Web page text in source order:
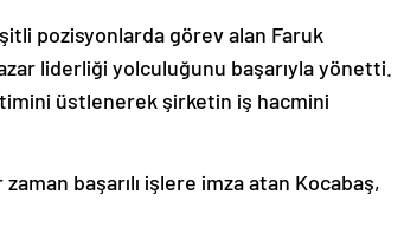
pozisyonlarda görev alan Faruk
liderliği yolculuğunu başarıyla yönetti.
üstlenerek şirketin iş hacmini
başarılı işlere imza atan Kocabaş,